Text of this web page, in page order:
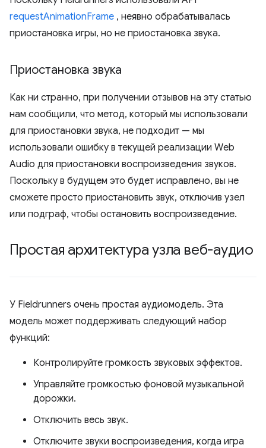
requestAnimationFrame , неявно обрабатывалась
приостановка игры, но не приостановка звука.
Приостановка звука
Как ни странно, при получении отзывов на эту статью
нам сообщили, что метод, который мы использовали
для приостановки звука, не подходит — мы
использовали ошибку в текущей реализации Web
Audio для приостановки воспроизведения звуков.
Поскольку в будущем это будет исправлено, вы не
сможете просто приостановить звук, отключив узел
или подграф, чтобы остановить воспроизведение.
Простая архитектура узла веб-аудио
У Fieldrunners очень простая аудиомодель. Эта
модель может поддерживать следующий набор
функций:
Контролируйте громкость звуковых эффектов.
Управляйте громкостью фоновой музыкальной
дорожки.
Отключить весь звук.
Отключите звуки воспроизведения, когда игра